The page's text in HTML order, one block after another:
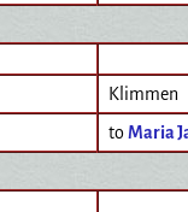
Klimmen
toMaria